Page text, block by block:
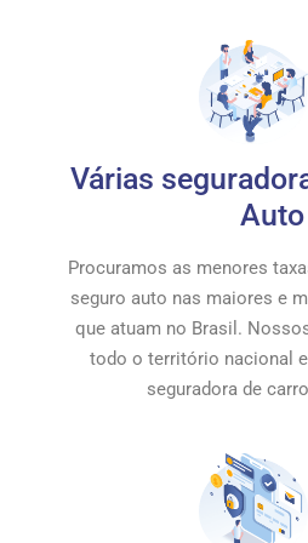
Várias
Auto
Procuramos as menores
seguro auto nas maiores e
que atuam no Brasil.
todo o território nacional
seguradora de